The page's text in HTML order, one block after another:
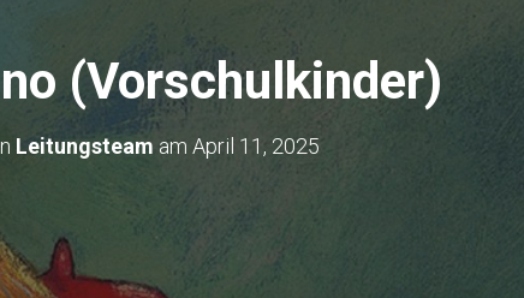
(Vorschulkinder)
Leitungsteam am April 11, 2025